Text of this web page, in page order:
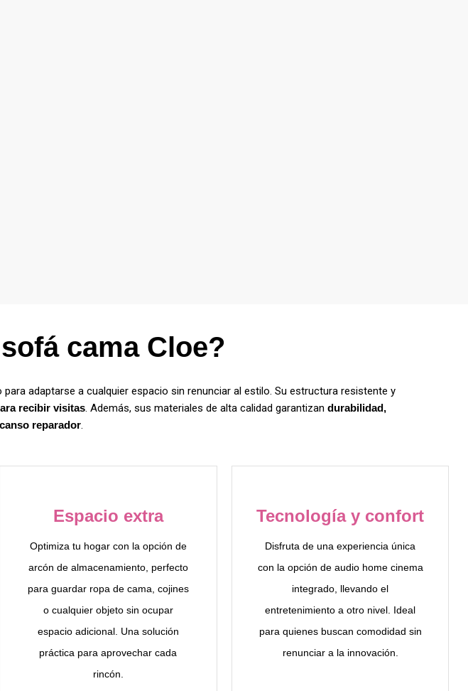
cama Cloe?
para adaptarse a cualquier espacio sin renunciar al estilo. Su estructura resistente y
recibir visitas. Además, sus materiales de alta calidad garantizan durabilidad,
reparador.
Espacio extra
Optimiza tu hogar con la opción de
arcón de almacenamiento, perfecto
para guardar ropa de cama, cojines
o cualquier objeto sin ocupar
espacio adicional. Una solución
práctica para aprovechar cada
rincón.
Tecnología y confort
Disfruta de una experiencia única
con la opción de audio home cinema
integrado, llevando el
entretenimiento a otro nivel. Ideal
para quienes buscan comodidad sin
renunciar a la innovación.